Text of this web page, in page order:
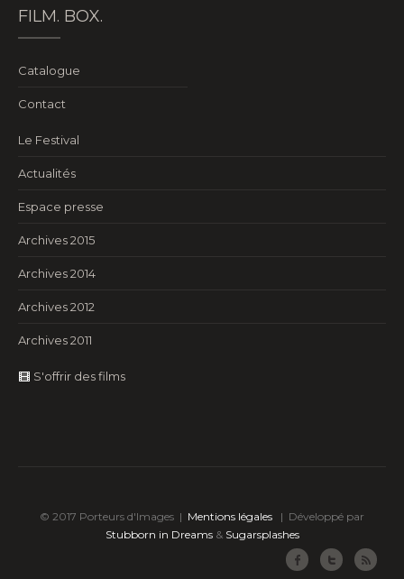
FILM. BOX.
Catalogue
Contact
Le Festival
Actualités
Espace presse
Archives 2015
Archives 2014
Archives 2012
Archives 2011
S'offrir des films
© 2017 Porteurs d'Images | Mentions légales | Développé par
Stubborn in Dreams& Sugarsplashes
FacebookTwitter